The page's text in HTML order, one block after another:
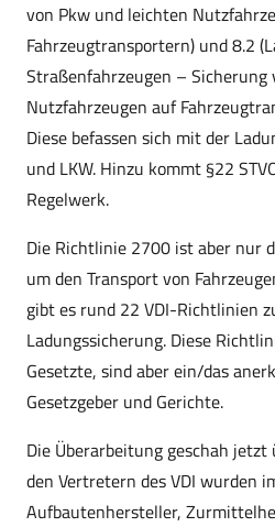
von Pkw und leichten
Fahrzeugtransportern) und 8.2
Straßenfahrzeugen – Sicherung
Nutzfahrzeugen auf
Diese befassen sich mit der
und LKW. Hinzu kommt §22
Regelwerk.
Die Richtlinie 2700 ist aber nur
um den Transport von
gibt es rund 22 VDI-Richtlinien
Ladungssicherung. Diese
Gesetzte, sind aber ein/das
Gesetzgeber und Gerichte.
Die Überarbeitung geschah jetzt
den Vertretern des VDI wurden
Aufbautenhersteller,